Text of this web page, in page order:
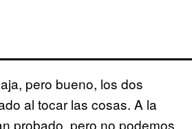
pero bueno, los dos
al tocar las cosas. A la
probado, pero no podemos